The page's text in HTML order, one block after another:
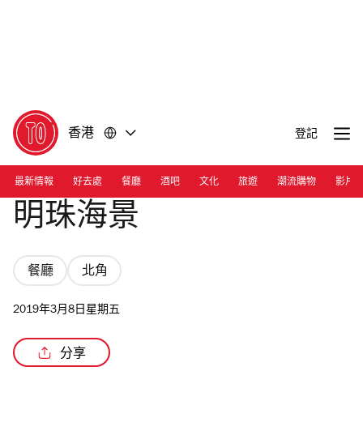
香港 登記
最新情報 好去處 餐廳 酒吧 文化 旅遊 潮流購物 影片
明珠海景
餐廳 北角
2019年3月8日星期五
分享